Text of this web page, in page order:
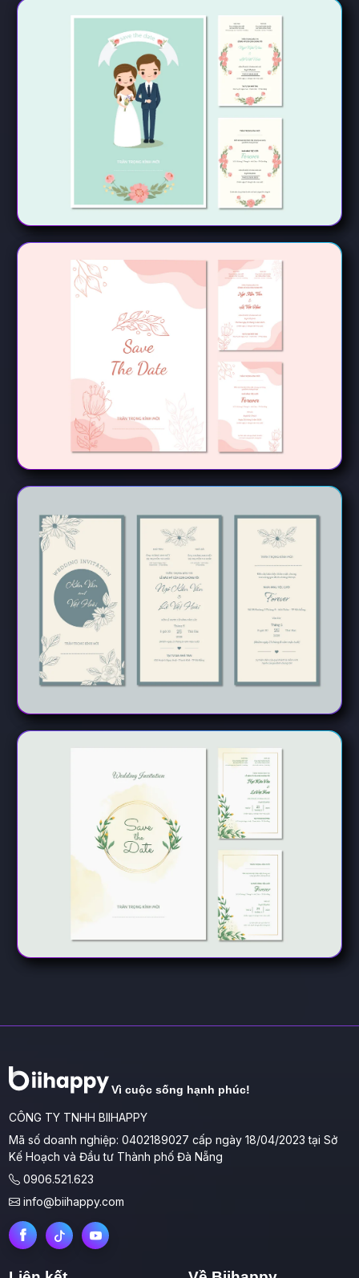
Vì cuộc sống hạnh phúc!
CÔNG TY TNHH BIIHAPPY
Mã số doanh nghiệp: 0402189027 cấp ngày 18/04/2023 tại Sở
Kế Hoạch và Đầu tư Thành phố Đà Nẵng
0906.521.623
info@biihappy.com